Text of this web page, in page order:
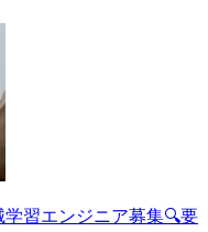
習エンジニア募集🔍要